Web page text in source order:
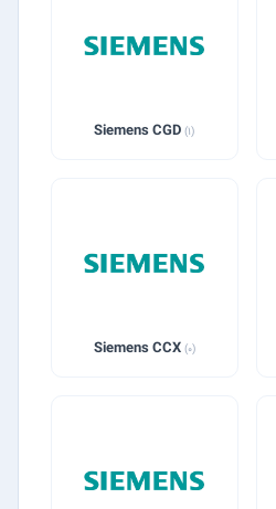
Siemens CGD(1)
Siemens CCX (0)